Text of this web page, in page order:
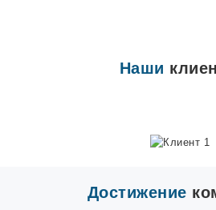
Наши
Достижение